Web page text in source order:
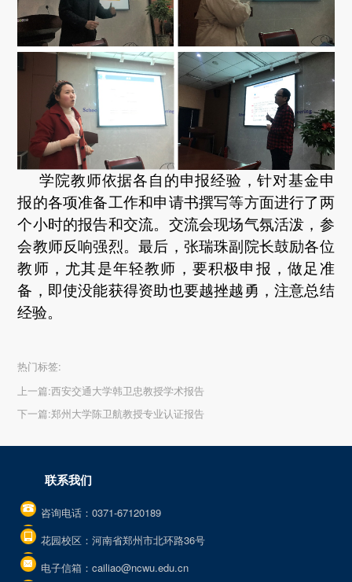
学院教师依据各自的申报经验，针对基金申
报的各项准备工作和申请书撰写等方面进行了两
个小时的报告和交流。交流会现场气氛活泼，参
会教师反响强烈。最后，张瑞珠副院长鼓励各位
教师，尤其是年轻教师，要积极申报，做足准
备，即使没能获得资助也要越挫越勇，注意总结
经验。
热门标签:
上一篇:西安交通大学韩卫忠教授学术报告
下一篇:郑州大学陈卫航教授专业认证报告
联系我们
咨询电话：0371-67120189
花园校区：河南省郑州市北环路36号
电子信箱：cailiao@ncwu.edu.cn